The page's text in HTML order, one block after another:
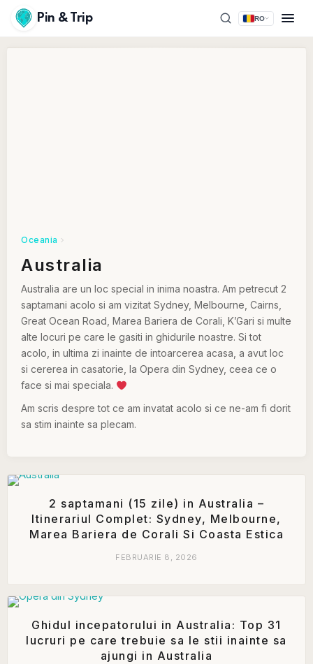
Pin & Trip RO
Oceania
Australia
Australia are un loc special in inima noastra. Am petrecut 2
saptamani acolo si am vizitat Sydney, Melbourne, Cairns,
Great Ocean Road, Marea Bariera de Corali, K’Gari si multe
alte locuri pe care le gasiti in ghidurile noastre. Si tot
acolo, in ultima zi inainte de intoarcerea acasa, a avut loc
si cererea in casatorie, la Opera din Sydney, ceea ce o
face si mai speciala.
Am scris despre tot ce am invatat acolo si ce ne-am fi dorit
sa stim inainte sa plecam.
2 saptamani (15 zile) in Australia –
Itinerariul Complet: Sydney, Melbourne,
Marea Bariera de Corali Si Coasta Estica
FEBRUARIE 8, 2026
Ghidul incepatorului in Australia: Top 31
lucruri pe care trebuie sa le stii inainte sa
ajungi in Australia